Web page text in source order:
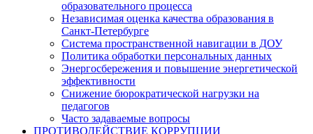
образовательного процесса
Независимая оценка качества образования в
Санкт-Петербурге
Система пространственной навигации в ДОУ
Политика обработки персональных данных
Энергосбережения и повышение энергетической
эффективности
Снижение бюрократической нагрузки на
педагогов
Часто задаваемые вопросы
ПРОТИВОДЕЙСТВИЕ КОРРУПЦИИ